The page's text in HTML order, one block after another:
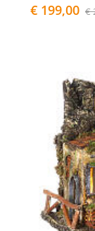
€ 199,00 €